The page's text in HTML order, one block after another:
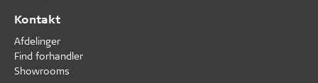
Kontakt
Afdelinger
Find forhandler
Showrooms